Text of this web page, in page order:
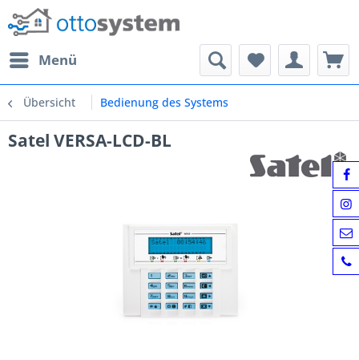
Menü
Übersicht Bedienung des Systems
Satel VERSA-LCD-BL